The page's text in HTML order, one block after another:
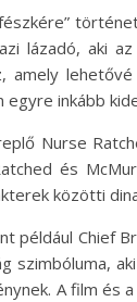
fészkére”
lázadó, aki
amely
egyre inkább
Nurse
és
közötti
például Chief
szimbóluma,
A film és